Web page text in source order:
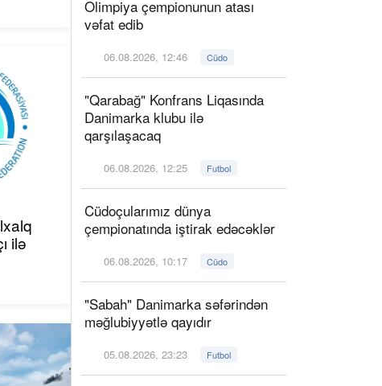
ilə
Olimpiya çempionunun atası
vəfat edib
06.08.2026, 12:46 Cüdo
"Qarabağ" Konfrans Liqasında
Danimarka klubu ilə
qarşılaşacaq
06.08.2026, 12:25 Futbol
Cüdoçularımız dünya
çempionatında iştirak edəcəklər
06.08.2026, 10:17 Cüdo
"Sabah" Danimarka səfərindən
məğlubiyyətlə qayıdır
05.08.2026, 23:23 Futbol